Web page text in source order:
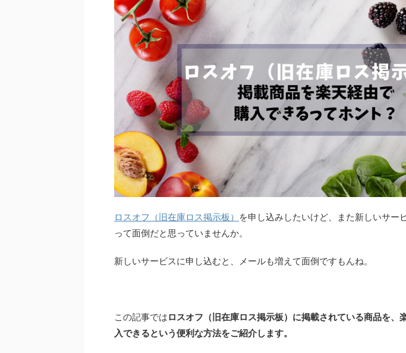
ロスオフ（旧在庫ロス掲示板） を申し込みしたいけど、また新しいサー
って面倒だと思っていませんか。
新しいサービスに申し込むと、メールも増えて面倒ですもんね。
この記事ではロスオフ（旧在庫ロス掲示板）に掲載されている商品を、
入できるという便利な方法をご紹介します。